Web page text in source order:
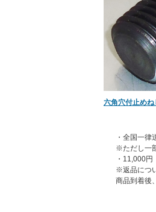
六角穴付止めね
・全国一律
※ただし一
・11,000円
※返品につ
商品到着後